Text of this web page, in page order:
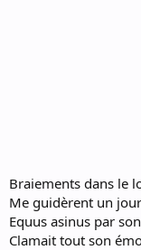
Braiements dans le
Me guidèrent un
Equus asinus par
Clamait tout son